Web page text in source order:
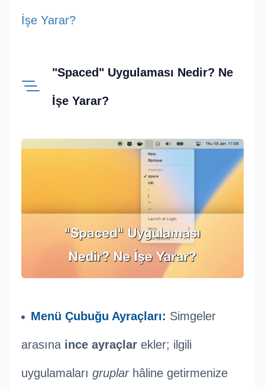
İşe Yarar?
"Spaced" Uygulaması Nedir? Ne
İşe Yarar?
Menü Çubuğu Ayraçları: Simgeler
arasına ince ayraçlar ekler; ilgili
uygulamaları gruplarhâline getirmenize